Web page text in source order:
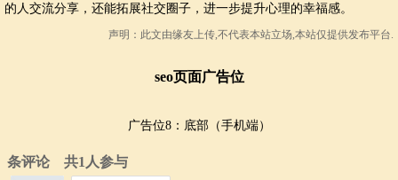
的人交流分享，还能拓展社交圈子，进一步提升心理的幸福感。
声明：此文由缘友 上传,不代表本站立场,本站仅提供发布平台.
seo页面广告位
广告位8：底部（手机端）